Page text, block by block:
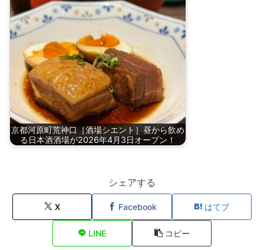
京都河原町荒神口［酒場シエント］昼から飲め
る日本酒酒場が2026年4月3日オープン！
シェアする
X Facebook はてブ
LINE コピー